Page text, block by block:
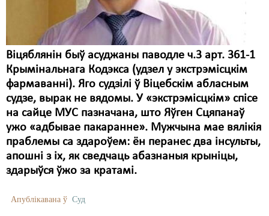
Віцяблянін быў асуджаны паводле ч.3 арт. 361-1
Крымінальнага Кодэкса (удзел у экстрэмісцкім
фармаванні). Яго судзілі ў Віцебскім абласным
судзе, вырак не вядомы. У «экстрэмісцкім» спісе
на сайце МУС пазначана, што Яўген Сцяпанаў
ужо «адбывае пакаранне». Мужчына мае вялікія
праблемы са здароўем: ён перанес два інсульты,
апошні з іх, як сведчаць абазнаныя крыніцы,
здарыўся ўжо за кратамі.
Апублікавана ў Суд
Культурныя правы
ЛПП
Мігранты
Мірныя сходы
Палітвязьні
Праваабаронцы
Правы дзіцяці
Пэнітэнцыярная сыстэма